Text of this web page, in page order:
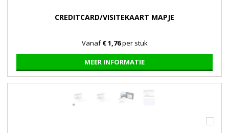
CREDITCARD/VISITEKAART MAPJE
Vanaf€ 1,76per stuk
MEER INFORMATIE